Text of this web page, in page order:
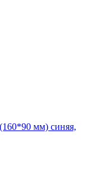
мм) синяя,